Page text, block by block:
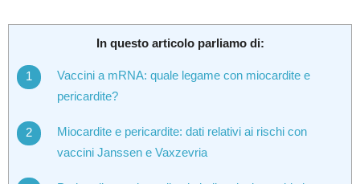
In questo articolo parliamo di:
Vaccini a mRNA: quale legame con miocardite e
pericardite?
Miocardite e pericardite: dati relativi ai rischi con
vaccini Janssen e Vaxzevria